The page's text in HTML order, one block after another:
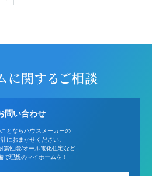
に関するご相談
問い合わせ
とならハウスメーカーの
におまかせください。
震性能/オール電化住宅など
で理想のマイホームを！